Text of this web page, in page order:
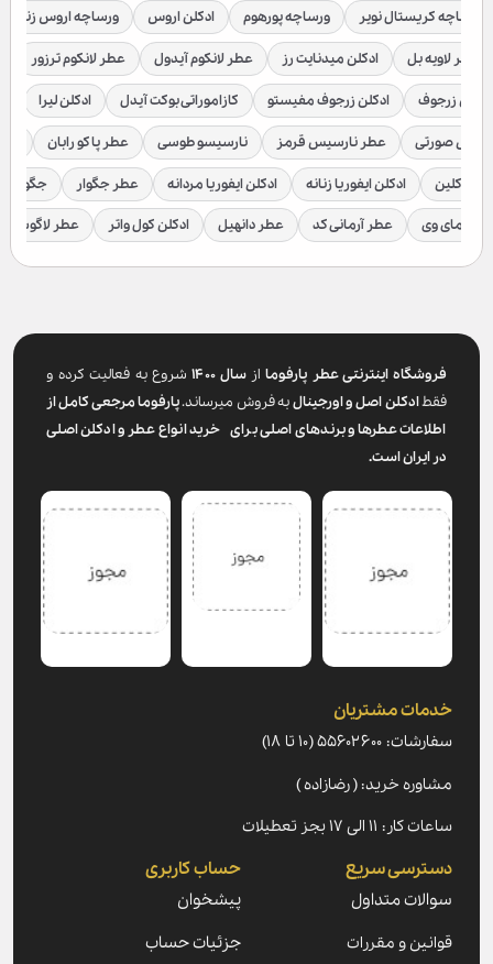
ورساچه کریستال نویر ورساچه پورهوم ادکلن اروس ورساچه اروس زنانه
عطر لاویه بل ادکلن میدنایت رز عطر لانکوم آیدول عطر لانکوم ترزور
ادکلن زرجوف ادکلن زرجوف مفیستو کازاموراتی بوکت آیدل ادکلن لیرا
صورتی عطر نارسیس قرمز نارسیسو طوسی عطر پاکو رابان
کلین ادکلن ایفوریا زنانه ادکلن ایفوریا مردانه عطر جگوار جگوار
عطر مای وی عطر آرمانی کد عطر دانهیل ادکلن کول واتر عطر لاگوست
فروشگاه اینترنتی عطر پارفوما از سال ۱۴۰۰
شروع به فعالیت کرده و
فقطادکلن اصل و اورجینالبه فروش میرساند.پارفومامرجعی کامل از
اطلاعات عطرها و برندهای اصلی برای خرید انواع عطر و ادکلن اصلی
در ایران است.
خدمات مشتریان
سفارشات: ۵۵۶۰۲۶۰۰ (۱۰ تا ۱۸)
مشاوره خرید: ( رضازاده )
ساعات کار: ۱۱ الی ۱۷ بجز تعطیلات
دسترسی سریع
سوالات متداول
قوانین و مقررات
حساب کاربری
پیشخوان
جزئیات حساب